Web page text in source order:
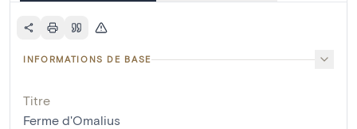
INFORMATIONS DE BASE
Titre
Ferme d'Omalius